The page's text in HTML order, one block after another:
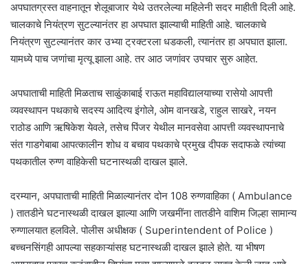
अपघातग्रस्त वाहनातून शेलूबाजार येथे उतरलेल्या महिलेनी सदर माहीती दिली आहे.
चालकाचे नियंत्रण सुटल्यानंतर हा अपघात झाल्याची माहिती आहे. चालकाचे
नियंत्रण सुटल्यानंतर कार उभ्या ट्रक्टरला धडकली, त्यानंतर हा अपघात झाला.
यामध्ये पाच जणांचा मृत्यू झाला आहे. तर आठ जणांवर उपचार सुरु आहेत.
अपघाताची माहिती मिळताच साळुंकाबाई राऊत महाविद्यालयाच्या रासेयो आपत्ती
व्यवस्थापन पथकाचे सदस्य आदित्य इंगोले, ओम वानखडे, राहुल साखरे, नयन
राठोड आणि ऋषिकेश येवले, तसेच पिंजर येथील मानवसेवा आपत्ती व्यवस्थापनाचे
संत गाडगेबाबा आपत्कालीन शोध व बचाव पथकाचे प्रमुख दीपक सदाफळे त्यांच्या
पथकातील रुग्ण वाहिकेसी घटनास्थळी दाखल झाले.
दरम्यान, अपघाताची माहिती मिळाल्यानंतर दोन 108 रुग्णवाहिका ( Ambulance
) तातडीने घटनास्थळी दाखल झाल्या आणि जखमींना तातडीने वाशिम जिल्हा सामान्य
रुग्णालयात हलविले. पोलीस अधीक्षक ( Superintendent of Police )
बच्चनसिंगही आपल्या सहकाऱ्यांसह घटनास्थळी दाखल झाले होते. या भीषण